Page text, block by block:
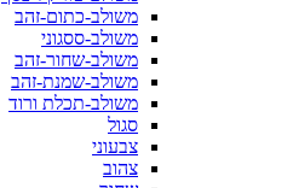
משולב-כתום-זהב
משולב-ססגוני
משולב-שחור-זהב
משולב-שמנת-זהב
משולב-תכלת ורוד
סגול
צבעוני
צהוב